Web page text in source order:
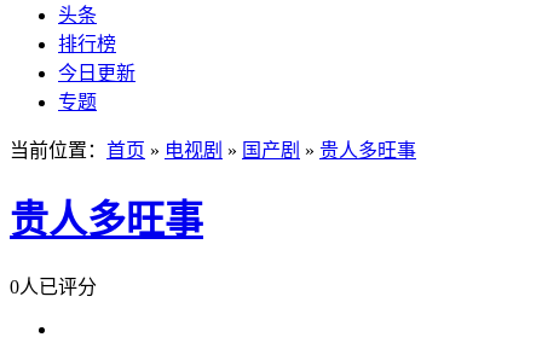
头条
排行榜
今日更新
专题
当前位置： 首页 » 电视剧 » 国产剧 » 贵人多旺事
贵人多旺事
0人已评分